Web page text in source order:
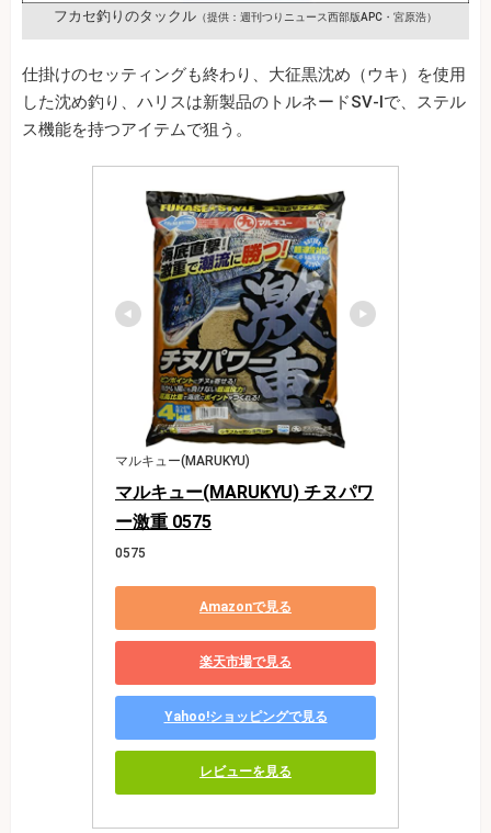
フカセ釣りのタックル （提供：週刊つりニュース西部版APC・宮原浩）
仕掛けのセッティングも終わり、大征黒沈め（ウキ）を使用
した沈め釣り、ハリスは新製品のトルネードSV‐Ⅰで、ステル
ス機能を持つアイテムで狙う。
マルキュー(MARUKYU)
マルキュー(MARUKYU) チヌパワ
ー激重 0575
0575
Amazonで見る
楽天市場で見る
Yahoo!ショッピングで見る
レビューを見る